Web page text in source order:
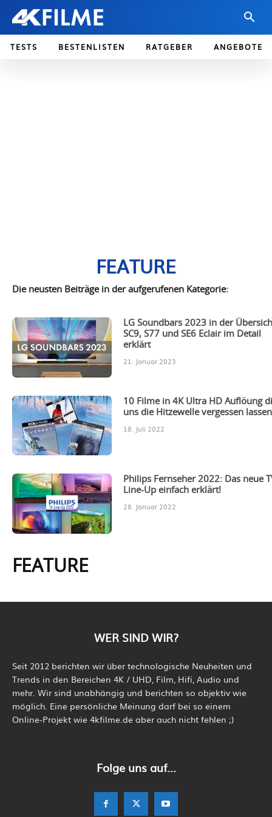
TESTS BESTENLISTEN RATGEBER ANGEBOTE
FEATURE
Die neusten Beiträge in der aufgerufenen Kategorie:
LG Soundbars 2023 in der
SC9, S77 und SE6 Eclair im Detail
erklärt
21. Januar 2023
10 Filme in 4K Ultra HD Auflöung
uns die Hitzewelle vergessen
18. Juli 2022
Philips Fernseher 2022: Das neue
Line-Up einfach erklärt!
28. Januar 2022
FEATURE
WER SIND WIR?
Seit 2012 berichten wir über technologische Neuheiten und
Trends in den Bereichen 4K / UHD, Film, Hifi, Audio und
mehr. Wir sind unabhängig und berichten so objektiv wie
möglich. Eine persönliche Meinung darf bei so einem
Online-Projekt wie 4kfilme.de aber auch nicht fehlen ;)
Folge uns auf...